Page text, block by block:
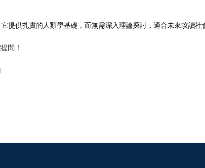
提供扎實的人類學基礎，而無需深入理論探討，適合未來攻讀
問！